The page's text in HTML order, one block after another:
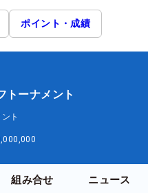
ポイント・成績
トーナメント
ト
組み合せ ニュース